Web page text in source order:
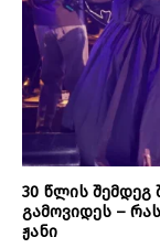
30 წლის შემდეგ
გამოვიდეს –
ჟანი